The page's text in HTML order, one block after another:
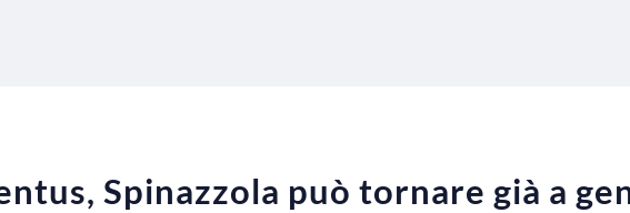
Spinazzola può tornare già a